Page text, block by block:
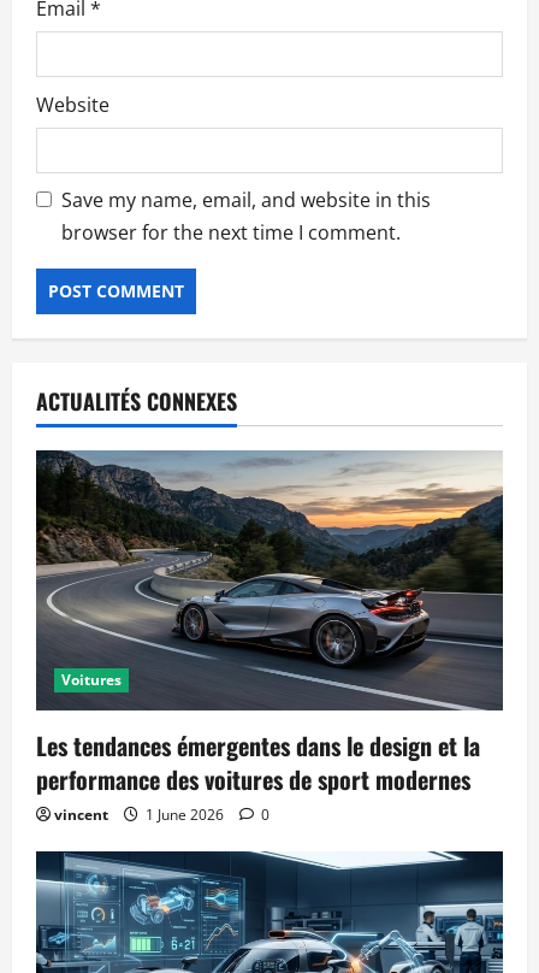
Email *
Website
Save my name, email, and website in this
browser for the next time I comment.
ACTUALITÉS CONNEXES
Voitures
Les tendances émergentes dans le design et la
performance des voitures de sport modernes
vincent 1 June 2026 0